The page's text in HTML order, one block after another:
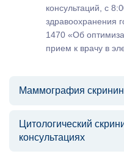
консультаций, с
здравоохранения
1470 «Об
прием к врачу в
Маммография
Цитологический
консультациях